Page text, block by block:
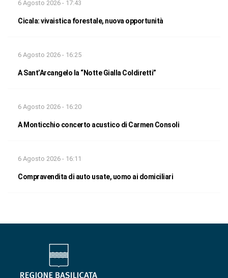
6 Agosto 2026 - 17:43
Cicala: vivaistica forestale, nuova opportunità
6 Agosto 2026 - 16:25
A Sant’Arcangelo la “Notte Gialla Coldiretti”
6 Agosto 2026 - 16:20
A Monticchio concerto acustico di Carmen Consoli
6 Agosto 2026 - 16:11
Compravendita di auto usate, uomo ai domiciliari